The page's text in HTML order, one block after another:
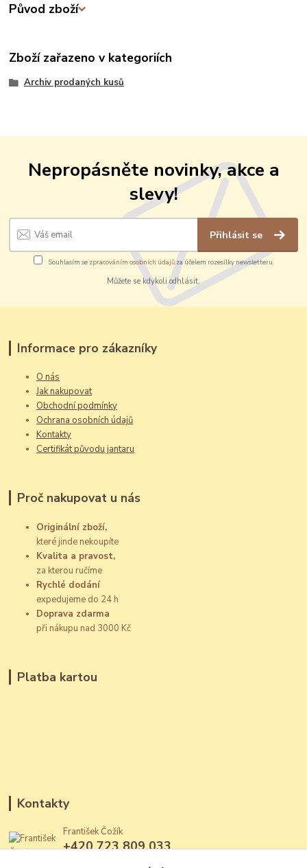
Původ zboží
Zboží zařazeno v kategoriích
Archiv prodaných kusů
Nepropásněte novinky, akce a
slevy!
Přihlásit se
Souhlasím se zpracováním osobních údajůza účelem rozesílky newsletteru.
Můžete se kdykoli odhlásit.
Informace pro zákazníky
O nás
Jak nakupovat
Obchodní podmínky
Ochrana osobních údajů
Kontakty
Certifikát původu jantaru
Proč nakupovat u nás
Originální zboží,
které jinde nekoupíte
Kvalita a pravost,
za kterou ručíme
Rychlé dodání
expedujeme do 24 h
Doprava zdarma
při nákupu nad 3000 Kč
Platba kartou
Kontakty
František Čožík
+420 723 809 033